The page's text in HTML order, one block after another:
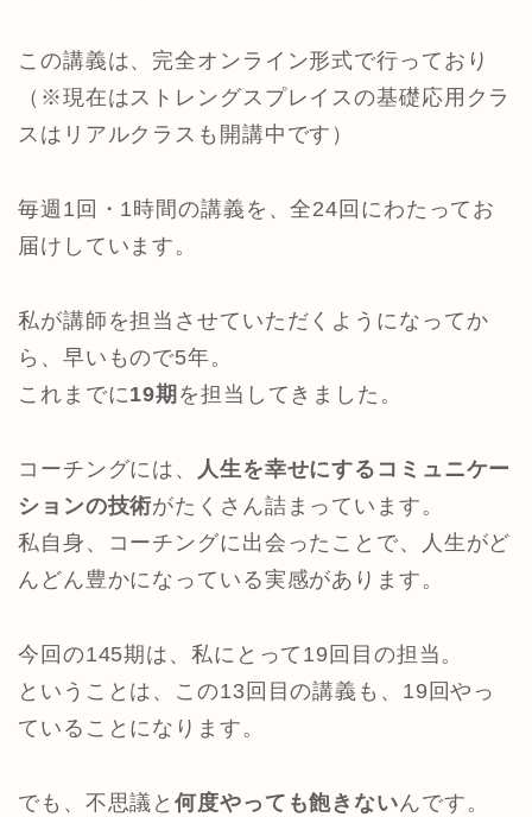
この講義は、完全オンライン形式で行っており
（※現在はストレングスプレイスの基礎応用クラ
スはリアルクラスも開講中です）
毎週1回・1時間の講義を、全24回にわたってお
届けしています。
私が講師を担当させていただくようになってか
ら、早いもので5年。
これまでに19期 を担当してきました。
コーチングには、 人生を幸せにするコミュニケー
ションの技術がたくさん詰まっています。
私自身、コーチングに出会ったことで、人生がど
んどん豊かになっている実感があります。
今回の145期は、私にとって19回目の担当。
ということは、この13回目の講義も、19回やっ
ていることになります。
でも、不思議と何度やっても飽きないんです。